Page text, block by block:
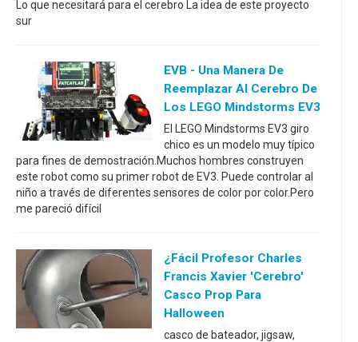
Lo que necesitará para el cerebro La idea de este proyecto
sur
EVB - Una Manera De
Reemplazar Al Cerebro De
Los LEGO Mindstorms EV3
El LEGO Mindstorms EV3 giro
chico es un modelo muy típico
para fines de demostración.Muchos hombres construyen
este robot como su primer robot de EV3. Puede controlar al
niño a través de diferentes sensores de color por color.Pero
me pareció difícil
¿Fácil Profesor Charles
Francis Xavier 'Cerebro'
Casco Prop Para
Halloween
casco de bateador, jigsaw,